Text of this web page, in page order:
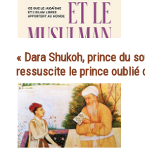
« Dara Shukoh, prince du
ressuscite le prince oublié